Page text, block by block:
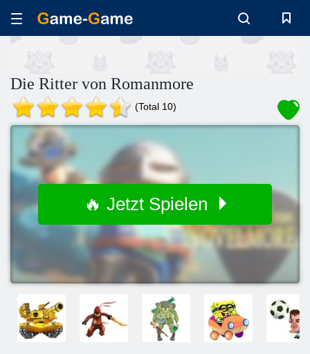
Die Ritter von Romanmore
(Total 10)
🔥 Jetzt Spielen